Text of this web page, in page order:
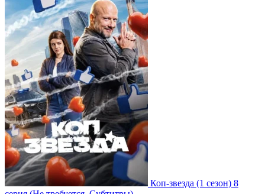
Коп-звезда (1 сезон) 8